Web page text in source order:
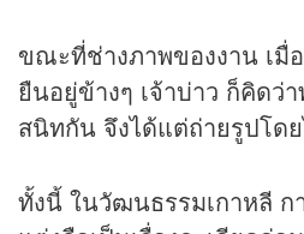
ขณะที่ช่างภาพของงาน เมื่
ยืนอยู่ข้างๆ เจ้าบ่าว ก็คิดว่
สนิทกัน จึงได้แต่ถ่ายรูปโด
ทั้งนี้ ในวัฒนธรรมเกาหลี ก